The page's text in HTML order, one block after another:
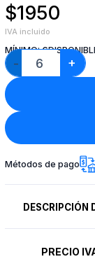
$1950
IVA incluido
MÍNIMO:6
− +
Métodos de pago
DESCRIPCIÓN
PRECIO